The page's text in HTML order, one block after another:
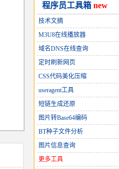
程序员工具箱 new
技术文摘
M3U8在线播放器
域名DNS在线查询
定时刷新网页
CSS代码美化压缩
useragent工具
短链生成还原
图片转Base64编码
BT种子文件分析
图片信息查询
更多工具